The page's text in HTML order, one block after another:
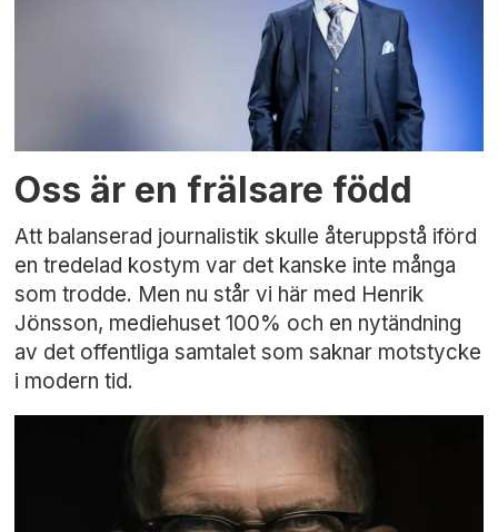
Oss är en frälsare född
Att balanserad journalistik skulle återuppstå iförd
en tredelad kostym var det kanske inte många
som trodde. Men nu står vi här med Henrik
Jönsson, mediehuset 100% och en nytändning
av det offentliga samtalet som saknar motstycke
i modern tid.